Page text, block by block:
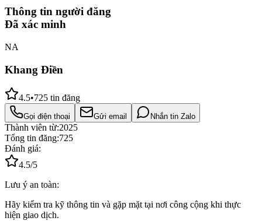
Thông tin người đăng
Đã xác minh
NA
Khang Điền
4.5•725 tin đăng
Gọi điện thoại Gửi email Nhắn tin Zalo
Thành viên từ:2025
Tổng tin đăng:725
Đánh giá:
4.5/5
Lưu ý an toàn:
Hãy kiểm tra kỹ thông tin và gặp mặt tại nơi công cộng khi thực
hiện giao dịch.